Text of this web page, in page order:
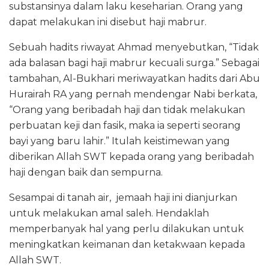
substansinya dalam laku keseharian. Orang yang
dapat melakukan ini disebut haji mabrur.
Sebuah hadits riwayat Ahmad menyebutkan, “Tidak
ada balasan bagi haji mabrur kecuali surga.” Sebagai
tambahan, Al-Bukhari meriwayatkan hadits dari Abu
Hurairah RA yang pernah mendengar Nabi berkata,
“Orang yang beribadah haji dan tidak melakukan
perbuatan keji dan fasik, maka ia seperti seorang
bayi yang baru lahir.” Itulah keistimewan yang
diberikan Allah SWT kepada orang yang beribadah
haji dengan baik dan sempurna.
Sesampai di tanah air, jemaah haji ini dianjurkan
untuk melakukan amal saleh. Hendaklah
memperbanyak hal yang perlu dilakukan untuk
meningkatkan keimanan dan ketakwaan kepada
Allah SWT.